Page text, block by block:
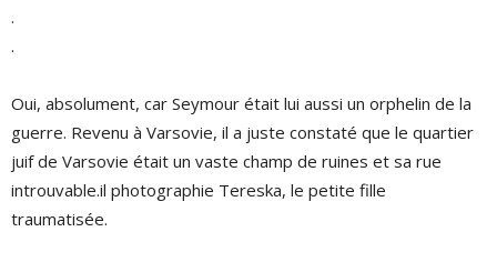
.
.
Oui, absolument, car Seymour était lui aussi un orphelin de la
guerre. Revenu à Varsovie, il a juste constaté que le quartier
juif de Varsovie était un vaste champ de ruines et sa rue
introuvable.il photographie Tereska, le petite fille
traumatisée.